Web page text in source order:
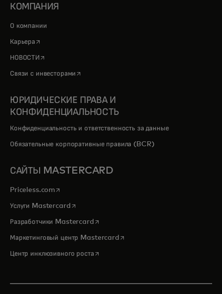
КОМПАНИЯ
О компании
Карьера opens in a new tab
НОВОСТИ opens in a new tab
Связи с инвесторами opens in a new tab
ЮРИДИЧЕСКИЕ ПРАВА И
КОНФИДЕНЦИАЛЬНОСТЬ
Конфиденциальность и ответственность за данные
Обязательные корпоративные правила (BCR)
САЙТЫ MASTERCARD
Priceless.com opens in a new tab
Услуги Mastercardopens in a new tab
Разработчики Mastercardopens in a new tab
Маркетинговый центр Mastercardopens in a new tab
Центр инклюзивного ростаopens in a new tab